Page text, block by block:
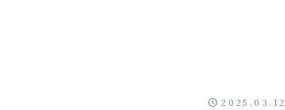
2025.03.12